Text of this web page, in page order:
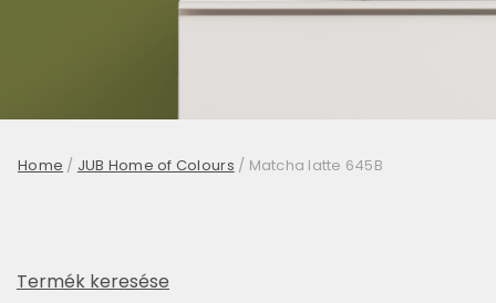
Home / JUB Home of Colours / Matcha latte 645B
Termék keresése